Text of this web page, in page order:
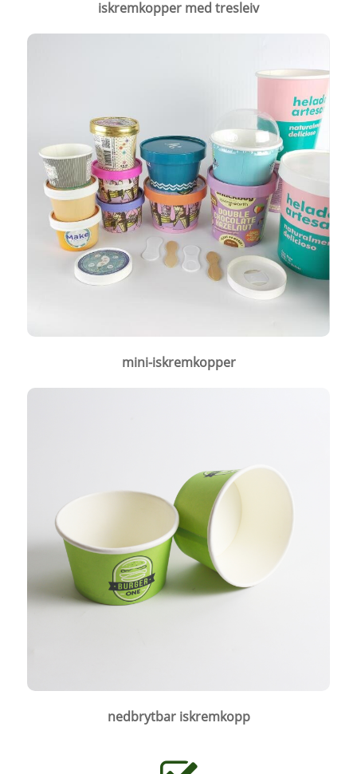
iskremkopper med tresleiv
mini-iskremkopper
nedbrytbar iskremkopp